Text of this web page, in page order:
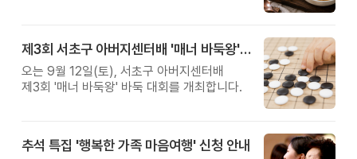
제3회 서초구 아버지센터배 '매너 바둑왕' 대회
오는 9월 12일(토), 서초구 아버지센터배
제3회 '매너 바둑왕' 바둑 대회를 개최합니다.
추석 특집 '행복한 가족 마음여행' 신청 안내